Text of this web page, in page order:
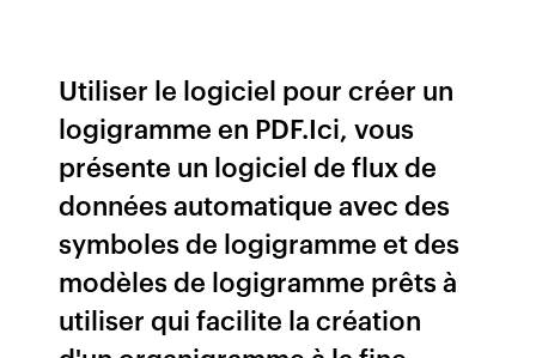
Utiliser le logiciel pour créer un
logigramme en PDF.Ici, vous
présente un logiciel de flux de
données automatique avec des
symboles de logigramme et des
modèles de logigramme prêts à
utiliser qui facilite la création